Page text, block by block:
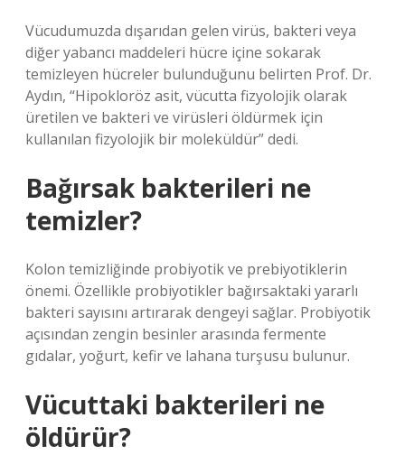
Vücudumuzda dışarıdan gelen virüs, bakteri veya
diğer yabancı maddeleri hücre içine sokarak
temizleyen hücreler bulunduğunu belirten Prof. Dr.
Aydın, “Hipokloröz asit, vücutta fizyolojik olarak
üretilen ve bakteri ve virüsleri öldürmek için
kullanılan fizyolojik bir moleküldür” dedi.
Bağırsak bakterileri ne
temizler?
Kolon temizliğinde probiyotik ve prebiyotiklerin
önemi. Özellikle probiyotikler bağırsaktaki yararlı
bakteri sayısını artırarak dengeyi sağlar. Probiyotik
açısından zengin besinler arasında fermente
gıdalar, yoğurt, kefir ve lahana turşusu bulunur.
Vücuttaki bakterileri ne
öldürür?